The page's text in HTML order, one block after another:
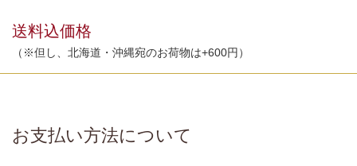
送料込価格
（※但し、北海道・沖縄宛のお荷物は+600円）
お支払い方法について